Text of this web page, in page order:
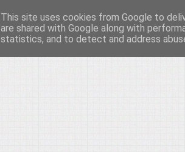
Το μεγαλείο των
Είμαστε πάντα εδώ για να μιλάμε για
This site uses cookies from Google to
are shared with Google along with
statistics, and to detect and address